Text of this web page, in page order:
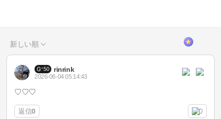
新しい順
50 rinrink
2026-06-04 05:14:43
♡♡♡
返信0 0